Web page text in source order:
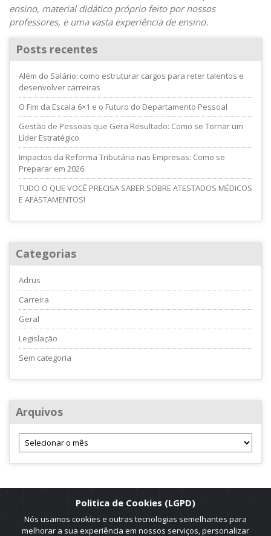
ensino, material didático próprio feito por nossos
professores, e uma vasta experiência de ensino.
Posts recentes
Além do Salário: como estruturar cargos para reter talentos e
desenvolver carreiras
O Fim da Escala 6×1 e o Futuro do Departamento Pessoal
Gestão de Pessoas que Gera Resultado: Como se Tornar um
Líder Estratégico
Impactos da Reforma Tributária nas Empresas: Como se
Preparar em 2026
TUDO O QUE VOCÊ PRECISA SABER SOBRE ATESTADOS MÉDICOS
E AFASTAMENTOS!
Categorias
Adrus
Carreira
Geral
Legislação
Sem categoria
Arquivos
Politica de Cookies (LGPD)
Nós usamos cookies e outras tecnologias semelhantes para
melhorar a sua experiência em nossos serviços, personalizar